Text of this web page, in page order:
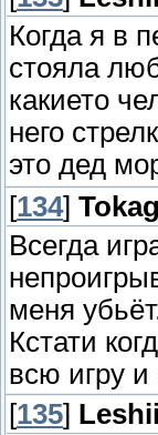
Когда я в
стояла
какието
него
это дед
[134]
Всегда
меня
Кстати
всю игру
[135] Leshii